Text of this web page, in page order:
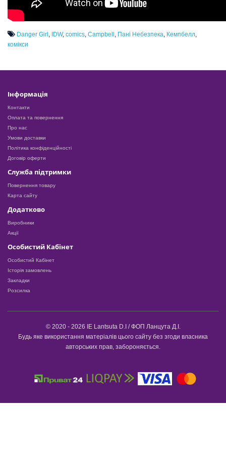
Danger Girl IDW, comics Campbell Пані Небезпека Кемпбелл
комікси
Інформація
Контакти
Оплата та повернення
Про нас
Умови доставки
Політика конфіденційності
Договір оферти
Служба підтримки
Повернення товару
Карта сайту
Додатково
Виробники
Акції
Особистий Кабінет
Особистий Кабінет
Історія замовлень
Закладки
Розсилка
© 2020 - 2026 IE Lantsuta D.I / ФОП Ланцута Д.І.
Будь яке використання матеріалів цього сайту без згоди власника
авторських прав, забороняється.